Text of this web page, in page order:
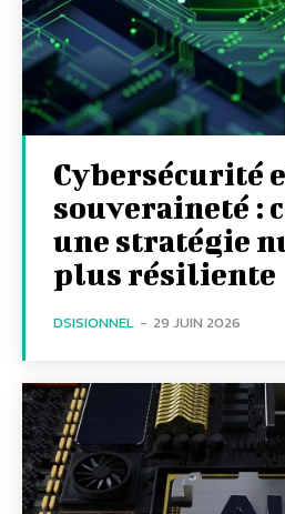
Cybersécurité
souveraineté :
une stratégie
plus résiliente
DSISIONNEL - 29 JUIN 2026